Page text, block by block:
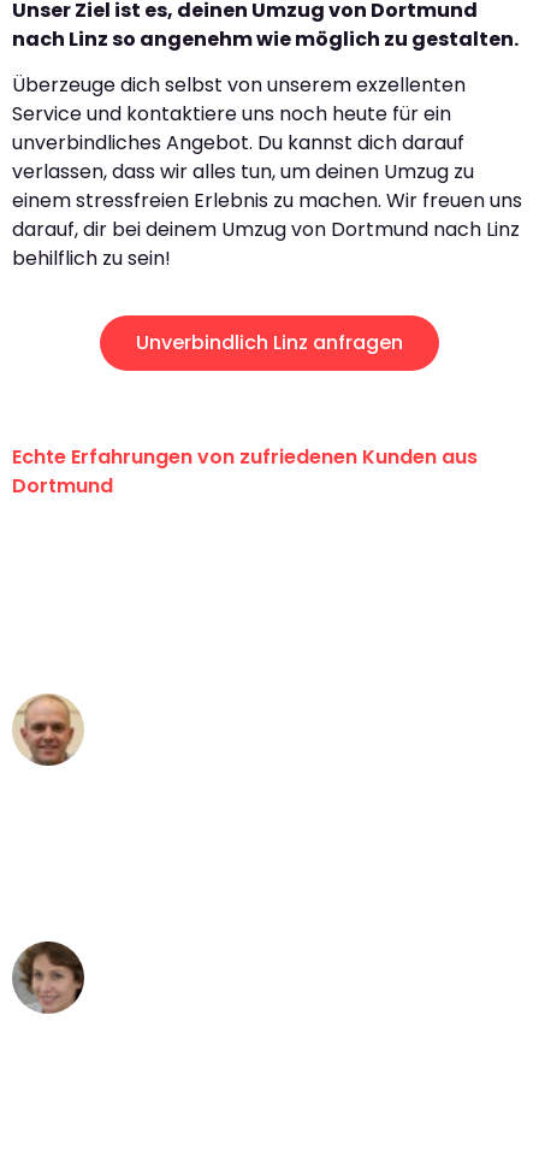
Unser Ziel ist es, deinen Umzug von Dortmund
nach Linz so angenehm wie möglich zu gestalten.
Überzeuge dich selbst von unserem exzellenten
Service und kontaktiere uns noch heute für ein
unverbindliches Angebot. Du kannst dich darauf
verlassen, dass wir alles tun, um deinen Umzug zu
einem stressfreien Erlebnis zu machen. Wir freuen uns
darauf, dir bei deinem Umzug von Dortmund nach Linz
behilflich zu sein!
Unverbindlich Linz anfragen
Echte Erfahrungen von zufriedenen Kunden aus
Dortmund